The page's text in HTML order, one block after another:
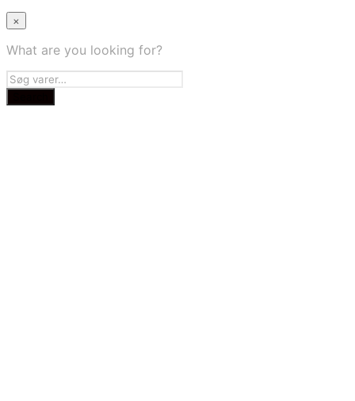
×
What are you looking for?